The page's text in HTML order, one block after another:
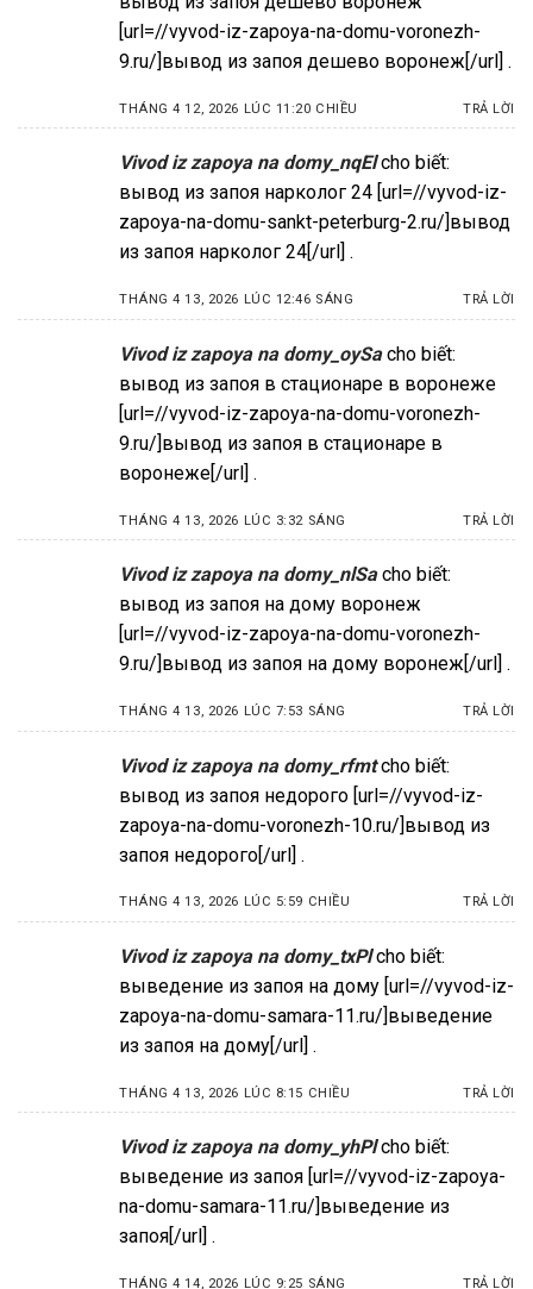
[url=//vyvod-iz-zapoya-na-domu-voronezh-
9.ru/]вывод из запоя дешево воронеж[/url] .
THÁNG 4 12, 2026 LÚC 11:20 CHIỀU TRẢ LỜI
Vivod iz zapoya na domy_nqEl cho biết:
вывод из запоя нарколог 24 [url=//vyvod-iz-
zapoya-na-domu-sankt-peterburg-2.ru/]вывод
из запоя нарколог 24[/url] .
THÁNG 4 13, 2026 LÚC 12:46 SÁNG TRẢ LỜI
Vivod iz zapoya na domy_oySa cho biết:
вывод из запоя в стационаре в воронеже
[url=//vyvod-iz-zapoya-na-domu-voronezh-
9.ru/]вывод из запоя в стационаре в
воронеже[/url] .
THÁNG 4 13, 2026 LÚC 3:32 SÁNG TRẢ LỜI
Vivod iz zapoya na domy_nlSa cho biết:
вывод из запоя на дому воронеж
[url=//vyvod-iz-zapoya-na-domu-voronezh-
9.ru/]вывод из запоя на дому воронеж[/url] .
THÁNG 4 13, 2026 LÚC 7:53 SÁNG TRẢ LỜI
Vivod iz zapoya na domy_rfmt cho biết:
вывод из запоя недорого [url=//vyvod-iz-
zapoya-na-domu-voronezh-10.ru/]вывод из
запоя недорого[/url] .
THÁNG 4 13, 2026 LÚC 5:59 CHIỀU TRẢ LỜI
Vivod iz zapoya na domy_txPl cho biết:
выведение из запоя на дому [url=//vyvod-iz-
zapoya-na-domu-samara-11.ru/]выведение
из запоя на дому[/url] .
THÁNG 4 13, 2026 LÚC 8:15 CHIỀU TRẢ LỜI
Vivod iz zapoya na domy_yhPl cho biết:
выведение из запоя [url=//vyvod-iz-zapoya-
na-domu-samara-11.ru/]выведение из
запоя[/url] .
THÁNG 4 14, 2026 LÚC 9:25 SÁNG TRẢ LỜI